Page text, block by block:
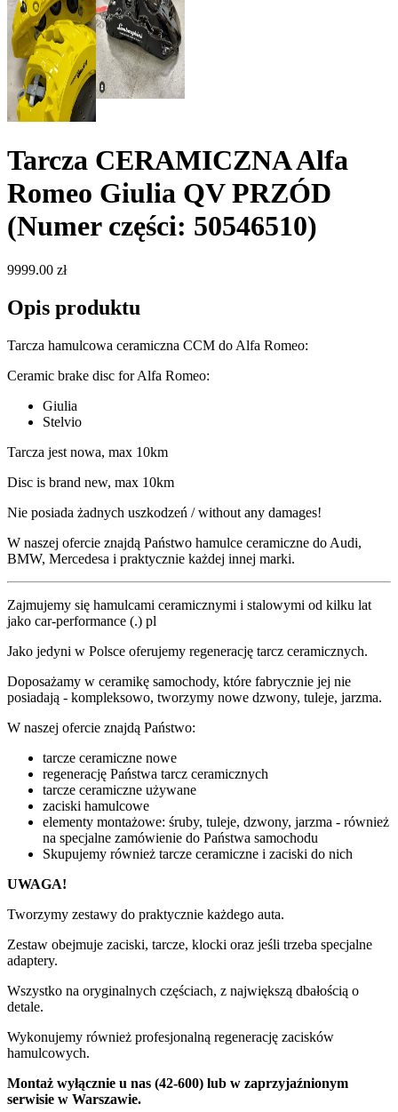
Tarcza CERAMICZNA Alfa
Romeo Giulia QV PRZÓD
(Numer części: 50546510)
9999.00 zł
Opis produktu
Tarcza hamulcowa ceramiczna CCM do Alfa Romeo:
Ceramic brake disc for Alfa Romeo:
Giulia
Stelvio
Tarcza jest nowa, max 10km
Disc is brand new, max 10km
Nie posiada żadnych uszkodzeń / without any damages!
W naszej ofercie znajdą Państwo hamulce ceramiczne do Audi,
BMW, Mercedesa i praktycznie każdej innej marki.
Zajmujemy się hamulcami ceramicznymi i stalowymi od kilku lat
jako car-performance (.) pl
Jako jedyni w Polsce oferujemy regenerację tarcz ceramicznych.
Doposażamy w ceramikę samochody, które fabrycznie jej nie
posiadają - kompleksowo, tworzymy nowe dzwony, tuleje, jarzma.
W naszej ofercie znajdą Państwo:
tarcze ceramiczne nowe
regenerację Państwa tarcz ceramicznych
tarcze ceramiczne używane
zaciski hamulcowe
elementy montażowe: śruby, tuleje, dzwony, jarzma - również
na specjalne zamówienie do Państwa samochodu
Skupujemy również tarcze ceramiczne i zaciski do nich
UWAGA!
Tworzymy zestawy do praktycznie każdego auta.
Zestaw obejmuje zaciski, tarcze, klocki oraz jeśli trzeba specjalne
adaptery.
Wszystko na oryginalnych częściach, z największą dbałością o
detale.
Wykonujemy również profesjonalną regenerację zacisków
hamulcowych.
Montaż wyłącznie u nas (42-600) lub w zaprzyjaźnionym
serwisie w Warszawie.